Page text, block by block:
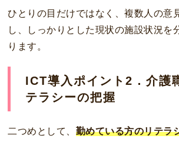
ひとりの目だけではなく、複数人の意
し、しっかりとした現状の施設状況を
ります。
ICT導入ポイント2．介護
テラシーの把握
二つめとして、 勤めている方のリテラ